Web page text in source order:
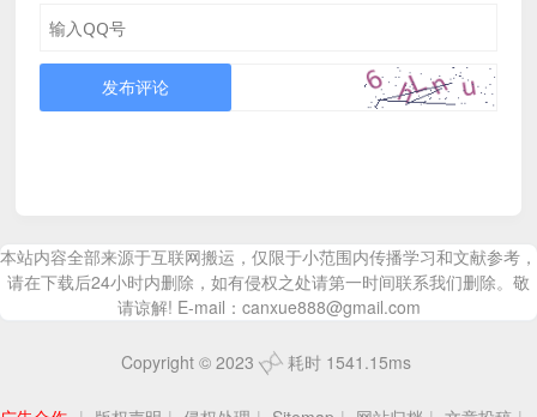
发布评论
本站内容全部来源于互联网搬运，仅限于小范围内传播学习和文献参考，
请在下载后24小时内删除，如有侵权之处请第一时间联系我们删除。敬
请谅解! E-mail：canxue888@gmail.com
Copyright © 2023 耗时 1541.15ms